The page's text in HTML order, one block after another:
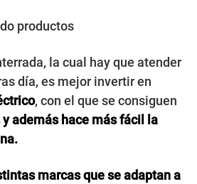
productos
la cual hay que atender
día, es mejor invertir en
, con el que se consiguen
además hace más fácil la
marcas que se adaptan a